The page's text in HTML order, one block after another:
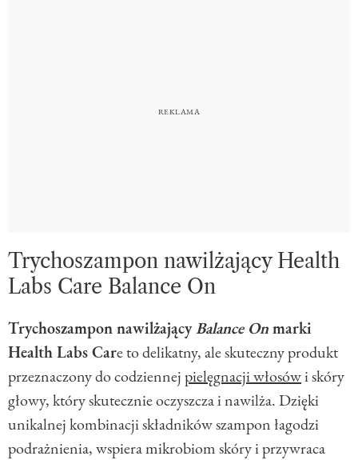
Trychoszampon nawilżający Health
Labs Care Balance On
Trychoszampon nawilżającyBalance Onmarki
Health Labs Care to delikatny, ale skuteczny produkt
przeznaczony do codziennejpielęgnacji włosówi skóry
głowy, który skutecznie oczyszcza i nawilża. Dzięki
unikalnej kombinacji składników szampon łagodzi
podrażnienia, wspiera mikrobiom skóry i przywraca